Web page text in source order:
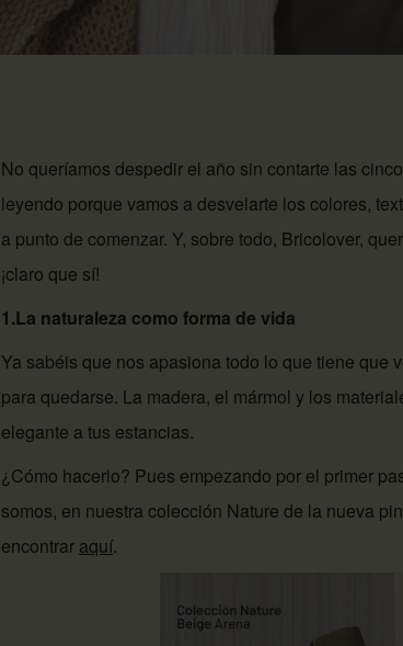
No queríamos despedir el año sin contarte las
leyendo porque vamos a desvelarte los colores,
a punto de comenzar. Y, sobre todo, Bricolover,
¡claro que sí!
1.La naturaleza como forma de vida
Ya sabéis que nos apasiona todo lo que tiene que
para quedarse. La madera, el mármol y los
elegante a tus estancias.
¿Cómo hacerlo? Pues empezando por el primer
somos, en nuestra colección Nature de la nueva
encontrar aquí.